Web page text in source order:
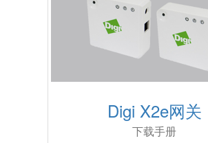
Digi X2e网关
下载手册